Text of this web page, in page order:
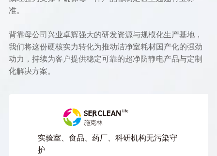
准。
背靠母公司兴业卓辉强大的研发资源与规模化生产基地，
我们将这份硬核实力转化为推动洁净室耗材国产化的强劲
动力，持续为客户提供稳定可靠的超净防静电产品与定制
化解决方案。
实验室、食品、药厂、科研机构无污染守
护